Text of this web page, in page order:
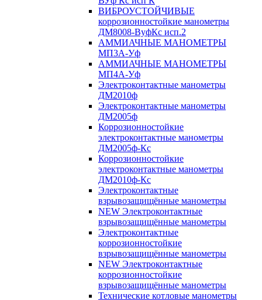
ВИБРОУСТОЙЧИВЫЕ
коррозионностойкие манометры
ДМ8008-ВуфКс исп.2
АММИАЧНЫЕ МАНОМЕТРЫ
МП3А-Уф
АММИАЧНЫЕ МАНОМЕТРЫ
МП4А-Уф
Электроконтактные манометры
ДМ2010ф
Электроконтактные манометры
ДМ2005ф
Коррозионностойкие
электроконтактные манометры
ДМ2005ф-Кс
Коррозионностойкие
электроконтактные манометры
ДМ2010ф-Кс
Электроконтактные
взрывозащищённые манометры
NEW Электроконтактные
взрывозащищённые манометры
Электроконтактные
коррозионностойкие
взрывозащищённые манометры
NEW Электроконтактные
коррозионностойкие
взрывозащищённые манометры
Технические котловые манометры